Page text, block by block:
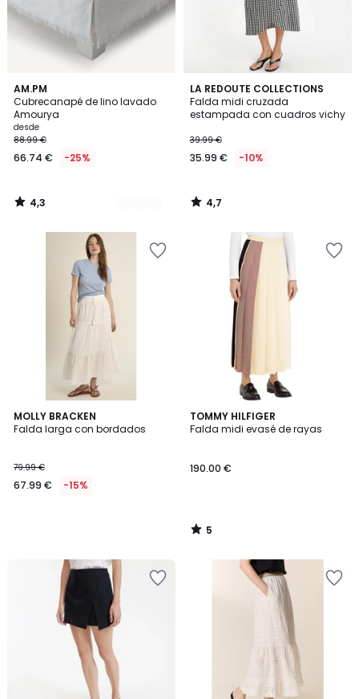
AM.PM
Cubrecanapé de lino lavado
Amourya
desde
88.99 €
66.74 € -25%
4,3
/ 5
2
Colores
4,3
/
LA REDOUTE COLLECTIONS
Falda midi cruzada
estampada con cuadros vichy
39.99 €
35.99 € -10%
4,7
/ 5
4,7
/
MOLLY BRACKEN
Falda larga con bordados
79.99 €
67.99 € -15%
TOMMY HILFIGER
Falda midi evasé de rayas
190.00 €
5
/
5
/